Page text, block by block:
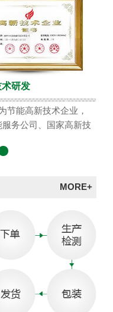
研发
节能高新技术企业，
务公司、国家高新技
MORE+